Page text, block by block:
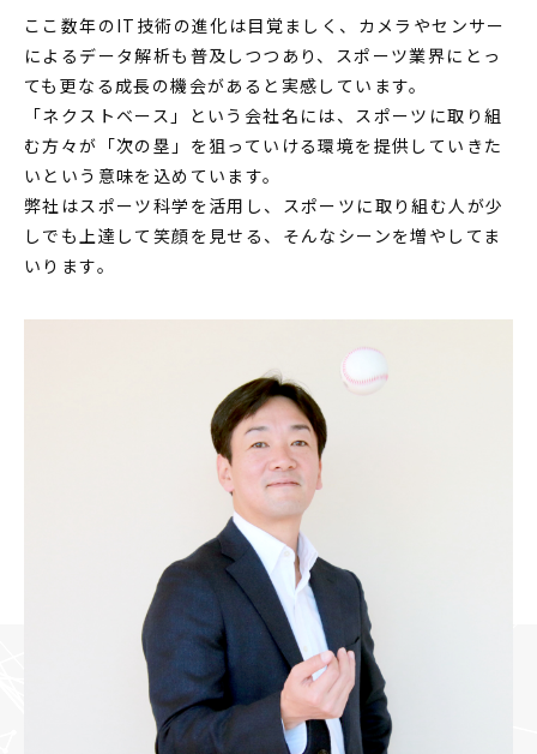
ここ数年のIT技術の進化は目覚ましく、カメラやセンサー
によるデータ解析も普及しつつあり、スポーツ業界にとっ
ても更なる成長の機会があると実感しています。
「ネクストベース」という会社名には、スポーツに取り組
む方々が「次の塁」を狙っていける環境を提供していきた
いという意味を込めています。
弊社はスポーツ科学を活用し、スポーツに取り組む人が少
しでも上達して笑顔を見せる、そんなシーンを増やしてま
いります。